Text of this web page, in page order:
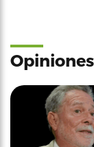
Opiniones